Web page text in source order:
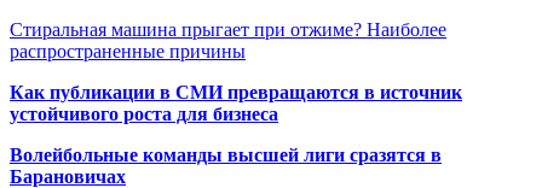
Стиральная машина прыгает при отжиме? Наиболее
распространенные причины
Как публикации в СМИ превращаются в источник
устойчивого роста для бизнеса
Волейбольные команды высшей лиги сразятся в
Барановичах